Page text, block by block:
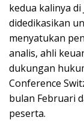
kedua kalinya di
didedikasikan
menyatukan
analis, ahli
dukungan
Conference
bulan Februari
peserta.